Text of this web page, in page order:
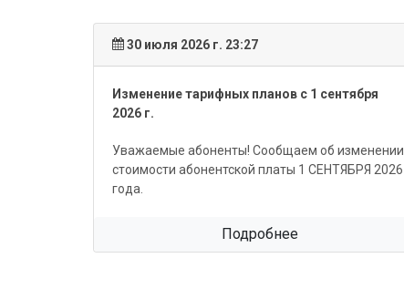
30 июля 2026 г. 23:27
Изменение тарифных планов с 1 сентября
2026 г.
Уважаемые абоненты! Сообщаем об изменении
стоимости абонентской платы 1 СЕНТЯБРЯ 2026
года.
Подробнее